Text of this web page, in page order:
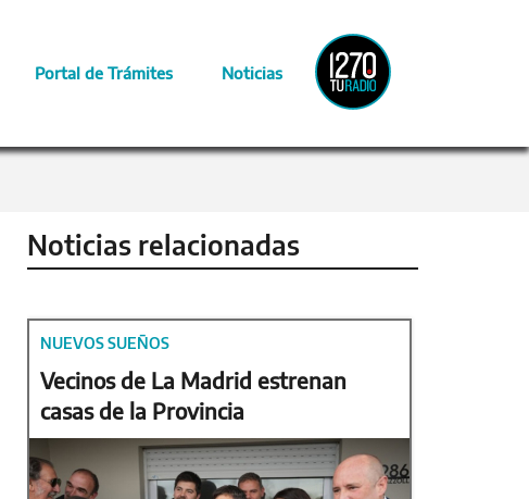
Portal de Trámites Noticias
Radio
Provincia
Noticias relacionadas
NUEVOS SUEÑOS
Vecinos de La Madrid estrenan
casas de la Provincia